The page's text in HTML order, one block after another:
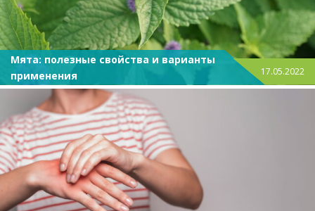
Мята: полезные свойства и варианты
применения
17.05.2022